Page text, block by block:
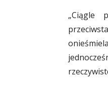
„Ciągle